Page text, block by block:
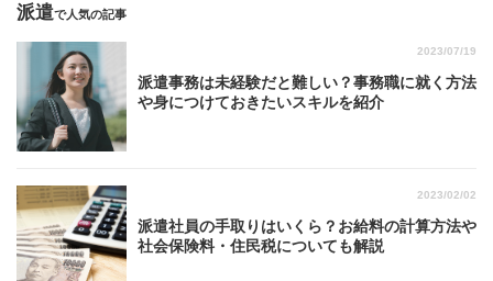
派遣で人気の記事
2023/07/19
派遣事務は未経験だと難しい？事務職に就く方法
や身につけておきたいスキルを紹介
2023/02/02
派遣社員の手取りはいくら？お給料の計算方法や
社会保険料・住民税についても解説